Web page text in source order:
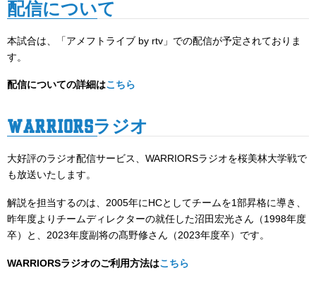
配信について
本試合は、「アメフトライブ by rtv」での配信が予定されておりま
す。
配信についての詳細はこちら
WARRIORSラジオ
大好評のラジオ配信サービス、WARRIORSラジオを桜美林大学戦で
も放送いたします。
解説を担当するのは、2005年にHCとしてチームを1部昇格に導き、
昨年度よりチームディレクターの就任した沼田宏光さん（1998年度
卒）と、2023年度副将の髙野修さん（2023年度卒）です。
WARRIORSラジオのご利用方法はこちら